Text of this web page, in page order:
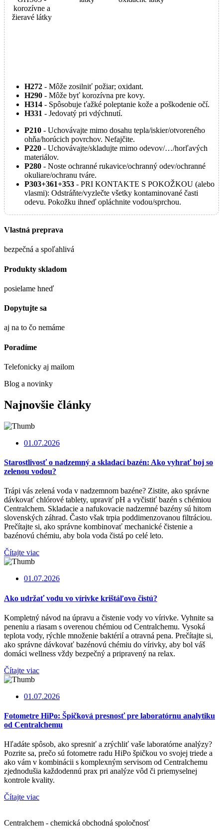
korozívne a
žieravé látky
H272 - Môže zosilniť požiar; oxidant.
H290 - Môže byť korozívna pre kovy.
H314 - Spôsobuje ťažké poleptanie kože a poškodenie očí.
H331 - Jedovatý pri vdýchnutí.
P210 - Uchovávajte mimo dosahu tepla/iskier/otvoreného
ohňa/horúcich povrchov. Nefajčite.
P220 - Uchovávajte/skladujte mimo odevov/…/horľavých
materiálov.
P280 - Noste ochranné rukavice/ochranný odev/ochranné
okuliare/ochranu tváre.
P303+361+353 - PRI KONTAKTE S POKOŽKOU (alebo
vlasmi): Odstráňte/vyzlečte všetky kontaminované časti
odevu. Pokožku ihneď opláchnite vodou/sprchou.
Vlastná preprava
bezpečná a spoľahlivá
Produkty skladom
posielame hneď
Dopytujte sa
aj na to čo nemáme
Poradíme
Telefonicky aj mailom
Blog a novinky
Najnovšie články
01.07.2026
Starostlivosť o nadzemný a skladací bazén: Ako vyhrať boj so
zelenou vodou?
Trápi vás zelená voda v nadzemnom bazéne? Zistite, ako správne
dávkovať chlórové tablety, upraviť pH a vyčistiť bazén s chémiou
Centralchem. Skladacie a nafukovacie nadzemné bazény sú hitom
slovenských záhrad. Často však trpia poddimenzovanou filtráciou.
Prečítajte si, ako správne kombinovať mechanické čistenie a
bazénovú chémiu, aby bola voda čistá po celé leto.
Čítajte viac
01.07.2026
Ako udržať vodu vo vírivke krištáľovo čistú?
Kompletný návod na úpravu a čistenie vody vo vírivke. Vyhnite sa
peneniu a riasam s overenou chémiou od Centralchemu. Vysoká
teplota vody, rýchle množenie baktérií a otravná pena. Prečítajte si,
ako správne dávkovať bazénovú chémiu do vírivky, aby bol váš
domáci wellness vždy bezpečný a pripravený na relax.
Čítajte viac
01.07.2026
Fotometre HiPo: Špičková presnosť pre laboratórnu analytiku
od Centralchemu
Hľadáte spôsob, ako spresniť a zrýchliť vaše laboratórne analýzy?
Pozrite sa, prečo sú fotometre radu HiPo špičkou vo svojej triede a
ako vám v kombinácii s komplexným servisom od Centralchemu
zjednodušia každodennú prax pri analýze vôd či priemyselnej
kontrole kvality.
Čítajte viac
Centralchem - chemická obchodná spoločnosť